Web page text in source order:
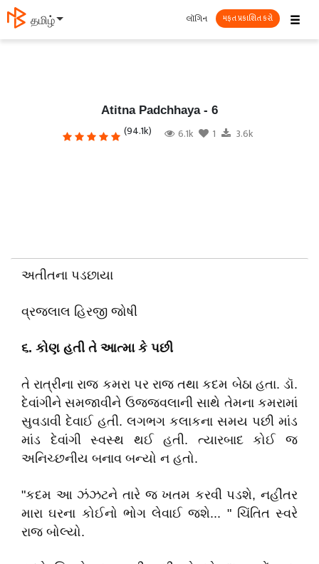
தமிழ் ☰
લૉગિન મફત પ્રકાશિત કરો
Atitna Padchhaya - 6
(94.1k) 6.1k 1 3.6k
અતીતના પડછાયા
વ્રજલાલ હિરજી જોષી
૬. કોણ હતી તે આત્મા કે પછી
તે રાત્રીના રાજ કમરા પર રાજ તથા કદમ બેઠા હતા. ડૉ.
દેવાંગીને સમજાવીને ઉજ્જવલાની સાથે તેમના કમરામાં
સુવડાવી દેવાઈ હતી. લગભગ કલાકના સમય પછી માંડ
માંડ દેવાંગી સ્વસ્થ થઈ હતી. ત્યારબાદ કોઈ જ
અનિચ્છનીય બનાવ બન્યો ન હતો.
"કદમ આ ઝંઝટને તારે જ ખતમ કરવી પડશે, નહીંતર
મારા ઘરના કોઈનો ભોગ લેવાઈ જશે... " ચિંતિત સ્વરે
રાજ બોલ્યો.